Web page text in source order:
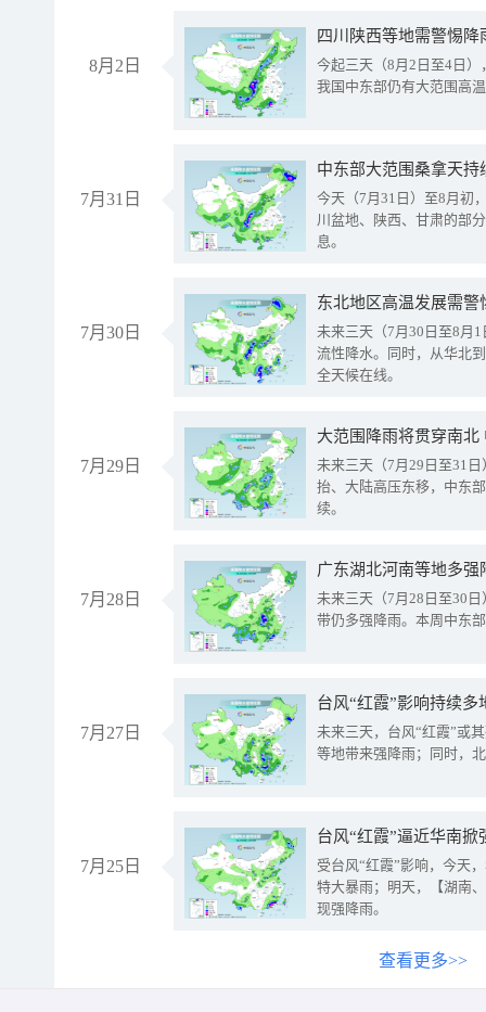
8月2日
今起三天（8月2日至4日
我国中东部仍有大范围高
7月31日
中东部大范围桑拿天
今天（7月31日）至8月初
川盆地、陕西、甘肃的部
息。
7月30日
东北地区高温发展需
未来三天（7月30日至8月
流性降水。同时，从华北
全天候在线。
7月29日
大范围降雨将贯穿南
未来三天（7月29日至31
抬、大陆高压东移，中东
续。
7月28日
广东湖北河南等地多
未来三天（7月28日至30
带仍多强降雨。本周中东
7月27日
台风“红霞”影响持续
未来三天，台风“红霞”或
等地带来强降雨；同时，
7月25日
台风“红霞”逼近华南
受台风“红霞”影响，今天
特大暴雨；明天，【湖南
现强降雨。
查看更多>>